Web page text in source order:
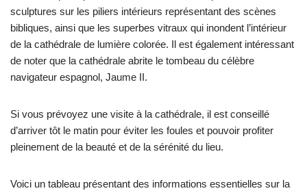
sculptures sur les piliers intérieurs représentant des scènes
bibliques, ainsi que les superbes vitraux qui inondent l’intérieur
de la cathédrale de lumière colorée. Il est également intéressant
de noter que la cathédrale abrite le tombeau du célèbre
navigateur espagnol, Jaume II.
Si vous prévoyez une visite à la cathédrale, il est conseillé
d’arriver tôt le matin pour éviter les foules et pouvoir profiter
pleinement de la beauté et de la sérénité du lieu.
Voici un tableau présentant des informations essentielles sur la